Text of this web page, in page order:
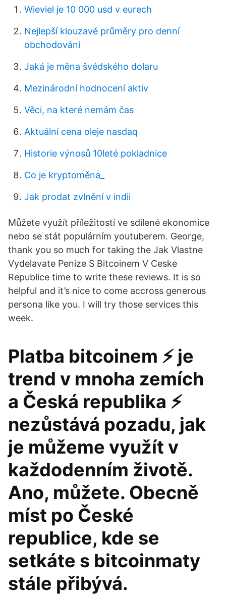
Wieviel je 10 000 usd v eurech
Nejlepší klouzavé průměry pro denní
obchodování
Jaká je měna švédského dolaru
Mezinárodní hodnocení aktiv
Věci, na které nemám čas
Aktuální cena oleje nasdaq
Historie výnosů 10leté pokladnice
Co je kryptoměna_
Jak prodat zvlnění v indii
Můžete využít příležitostí ve sdílené ekonomice
nebo se stát populárním youtuberem. George,
thank you so much for taking the Jak Vlastne
Vydelavate Penize S Bitcoinem V Ceske
Republice time to write these reviews. It is so
helpful and it’s nice to come accross generous
persona like you. I will try those services this
week.
Platba bitcoinem ⚡ je
trend v mnoha zemích
a Česká republika ⚡
nezůstává pozadu, jak
je můžeme využít v
každodenním životě.
Ano, můžete. Obecně
míst po České
republice, kde se
setkáte s bitcoinmaty
stále přibývá.